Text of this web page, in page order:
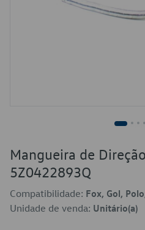
Mangueira de
5Z0422893Q
Compatibilidade: Fox, Gol,
Unidade de venda: Unitário(a)